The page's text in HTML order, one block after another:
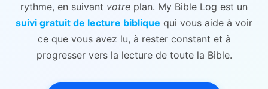
rythme, en suivant votre plan. My Bible Log est un
suivi gratuit de lecture biblique qui vous aide à voir
ce que vous avez lu, à rester constant et à
progresser vers la lecture de toute la Bible.